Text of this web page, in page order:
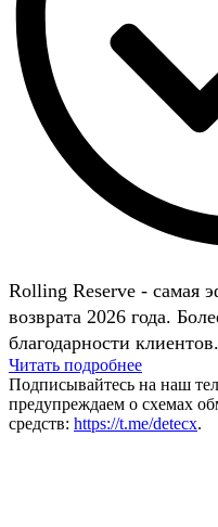
Rolling Reserve - самая
возврата 2026 года.
благодарности клиентов.
Читать подробнее
Подписывайтесь на наш
предупреждаем о схемах
средств: https://t.me/detecx.